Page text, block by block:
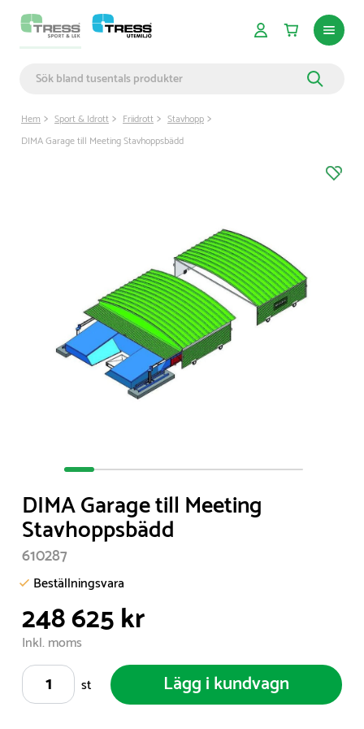
Hem Sport & Idrott Friidrott
Stavhopp
DIMA Garage till Meeting Stavhoppsbädd
of
8
DIMA Garage till Meeting
Stavhoppsbädd
610287
Beställningsvara
248 625 kr
Inkl. moms
st
Lägg i kundvagn